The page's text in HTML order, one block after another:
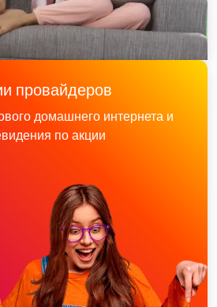
провайдеров
домашнего интернета и
по акции